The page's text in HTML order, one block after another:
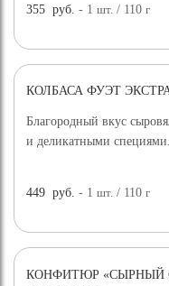
355 руб. - 1шт. / 110г
КОЛБАСА ФУЭТ
Благородный вкус
и деликатными специями.
449 руб. - 1шт. / 110г
КОНФИТЮР «СЫРНЫЙ